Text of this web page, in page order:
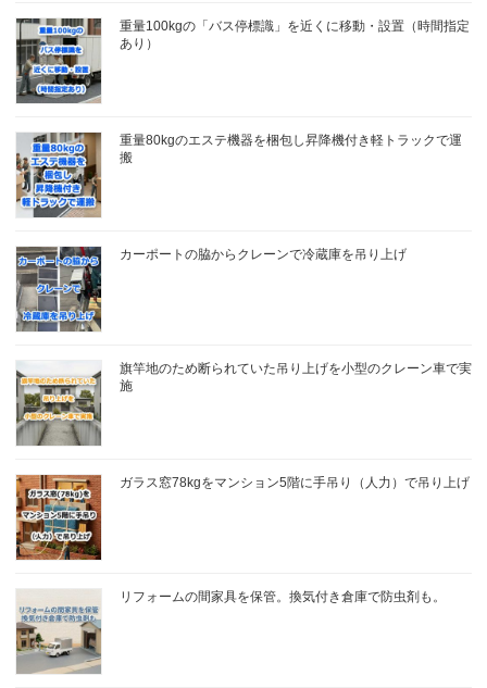
重量100kgの「バス停標識」を近くに移動・設置（時間指定
あり）
重量80kgのエステ機器を梱包し昇降機付き軽トラックで運
搬
カーポートの脇からクレーンで冷蔵庫を吊り上げ
旗竿地のため断られていた吊り上げを小型のクレーン車で実
施
ガラス窓78kgをマンション5階に手吊り（人力）で吊り上げ
リフォームの間家具を保管。換気付き倉庫で防虫剤も。